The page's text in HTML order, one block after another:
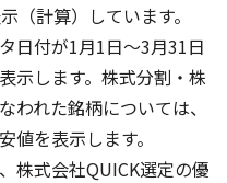
600
800
1,000
0
500
（計算）しています。
日付が1月1日～3月31日
示します。株式分割・株
われた銘柄については、
値を表示します。
株式会社QUICK選定の優